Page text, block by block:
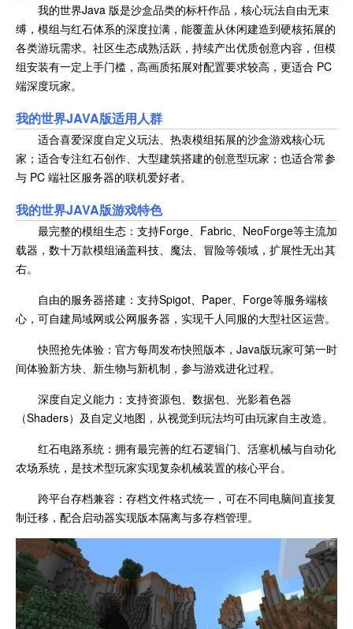
我的世界Java 版是沙盒品类的标杆作品，核心玩法自由无束
缚，模组与红石体系的深度拉满，能覆盖从休闲建造到硬核拓展的
各类游玩需求。社区生态成熟活跃，持续产出优质创意内容，但模
组安装有一定上手门槛，高画质拓展对配置要求较高，更适合 PC
端深度玩家。
我的世界JAVA版适用人群
适合喜爱深度自定义玩法、热衷模组拓展的沙盒游戏核心玩
家；适合专注红石创作、大型建筑搭建的创意型玩家；也适合常参
与 PC 端社区服务器的联机爱好者。
我的世界JAVA版游戏特色
最完整的模组生态：支持Forge、Fabric、NeoForge等主流加
载器，数十万款模组涵盖科技、魔法、冒险等领域，扩展性无出其
右。
自由的服务器搭建：支持Spigot、Paper、Forge等服务端核
心，可自建局域网或公网服务器，实现千人同服的大型社区运营。
快照抢先体验：官方每周发布快照版本，Java版玩家可第一时
间体验新方块、新生物与新机制，参与游戏进化过程。
深度自定义能力：支持资源包、数据包、光影着色器
（Shaders）及自定义地图，从视觉到玩法均可由玩家自主改造。
红石电路系统：拥有最完善的红石逻辑门、活塞机械与自动化
农场系统，是技术型玩家实现复杂机械装置的核心平台。
跨平台存档兼容：存档文件格式统一，可在不同电脑间直接复
制迁移，配合启动器实现版本隔离与多存档管理。